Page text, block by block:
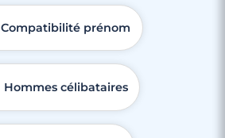
Compatibilité prénom
Hommes célibataires